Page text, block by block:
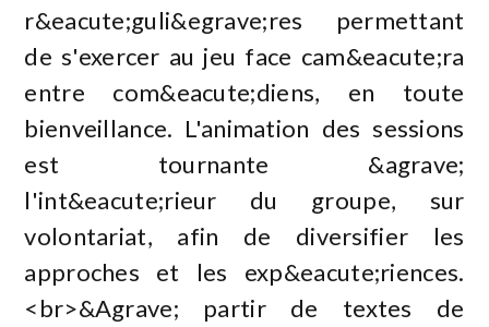
r&eacute;guli&egrave;res permettant
de s'exercer au jeu face cam&eacute;ra
entre com&eacute;diens, en toute
bienveillance. L'animation des sessions
est tournante &agrave;
l'int&eacute;rieur du groupe, sur
volontariat, afin de diversifier les
approches et les exp&eacute;riences.
<br>&Agrave; partir de textes de